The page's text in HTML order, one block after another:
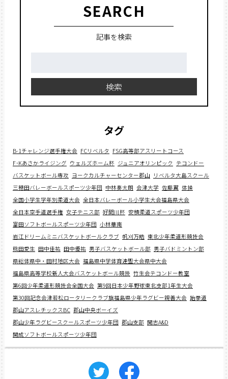
SEARCH
記事を検索
検索
タグ
B-1チャレンジ選手権大会 FCリベルタ FSG高等部アスリートコース
F･Kあさかライジング ウェルズホーム杯 ジュニアオリンピック テコンドー
バスケットボール専攻 ヨークカルチャーセンター郡山 リベルタ大島スクール
三穂田バレーボールスポーツ少年団 中林奏太朗 会津大学 佐藤翼 体操
全国小学生学年別柔道大会 全日本バレーボール小学生大会福島県大会
全日本空手道選手権 女子テニス部 好間川杯 安積柔道スポーツ少年団
富田ソフトボールスポーツ少年団 小林華南
岩江ドリームミニバスケットボールクラブ 帆刈万皓 東北少年柔道形競技会
熊田愛生 田中佳祐 田中優祐 男子バスケットボール部 男子バドミントン部
県総体県中・田村地区大会 福島県中学体育連盟大会県中大会
福島県高等学校新人大会バスケットボール競技 竹生会テコンドー教室
第6回少年柔道形競技会全国大会 第9回日本少年野球東北支部1年生大会
第30回記念会津若松ロータリークラブ旗福島県少年ラグビー親善大会 跆拳道
郡山アスレチックスBC 郡山中央ボーイズ
郡山少年ラグビースクールスポーツ少年団 郡山支部 開志A&D
開成ソフトボールスポーツ少年団